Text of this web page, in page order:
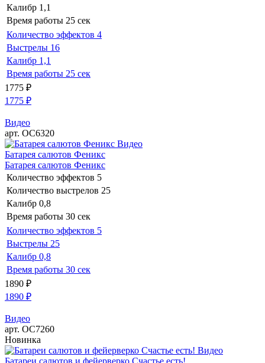
Калибр 1,1
Время работы 25 сек
Количество эффектов 4
Выстрелы 16
Калибр 1,1
Время работы 25 сек
1775 ₽
1775 ₽
Видео
арт. ОС6320
Видео
Батарея салютов Феникс
Батарея салютов Феникс
Количество эффектов 5
Количество выстрелов 25
Калибр 0,8
Время работы 30 сек
Количество эффектов 5
Выстрелы 25
Калибр 0,8
Время работы 30 сек
1890 ₽
1890 ₽
Видео
арт. ОС7260
Новинка
Видео
Батареи салютов и фейерверко Счастье есть!